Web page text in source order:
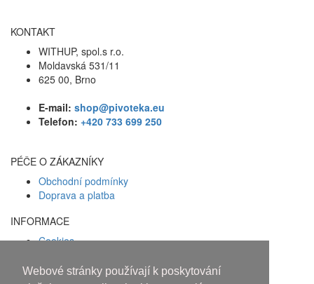
Webové stránky používají k poskytování
KONTAKT
WITHUP, spol.s r.o.
Moldavská 531/11
625 00, Brno
E-mail: shop@pivoteka.eu
Telefon: +420 733 699 250
PÉČE O ZÁKAZNÍKY
Obchodní podmínky
Doprava a platba
INFORMACE
Cookies
Facebook